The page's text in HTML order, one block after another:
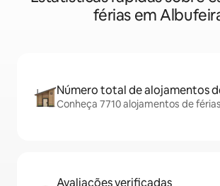
férias em
Número total de alojamentos
Conheça 7710 alojamentos de
Avaliações verificadas